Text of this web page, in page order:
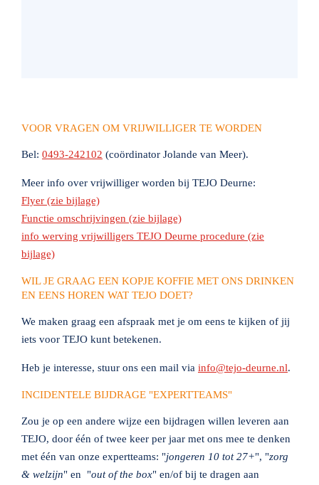
VOOR VRAGEN OM VRIJWILLIGER TE WORDEN
Bel: 0493-242102 (coördinator Jolande van Meer).
Meer info over vrijwilliger worden bij TEJO Deurne:
Flyer (zie bijlage)
Functie omschrijvingen (zie bijlage)
info werving vrijwilligers TEJO Deurne procedure (zie
bijlage)
WIL JE GRAAG EEN KOPJE KOFFIE MET ONS DRINKEN
EN EENS HOREN WAT TEJO DOET?
We maken graag een afspraak met je om eens te kijken of jij
iets voor TEJO kunt betekenen.
Heb je interesse, stuur ons een mail via info@tejo-deurne.nl.
INCIDENTELE BIJDRAGE "EXPERTTEAMS"
Zou je op een andere wijze een bijdragen willen leveren aan
TEJO, door één of twee keer per jaar met ons mee te denken
met één van onze expertteams: "jongeren 10 tot 27+", "zorg
& welzijn" en "out of the box" en/of bij te dragen aan